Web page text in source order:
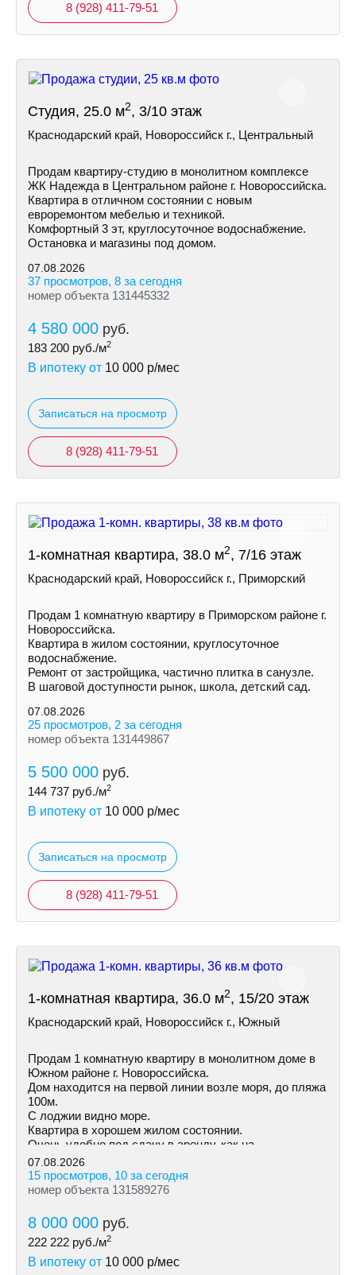
8 (928) 411-79-51
Студия, 25.0 м2, 3/10 этаж
Краснодарский край, Новороссийск г., Центральный
Продам квартиру-студию в монолитном комплексе
ЖК Надежда в Центральном районе г. Новороссийска.
Квартира в отличном состоянии с новым
евроремонтом мебелью и техникой.
Комфортный 3 эт, круглосуточное водоснабжение.
Остановка и магазины под домом.
07.08.2026
37 просмотров, 8 за сегодня
номер объекта 131445332
4 580 000 руб.
183 200 руб./м2
В ипотеку от 10 000 р/мес
Записаться на просмотр
8 (928) 411-79-51
1-комнатная квартира, 38.0 м2, 7/16 этаж
Краснодарский край, Новороссийск г., Приморский
Продам 1 комнатную квартиру в Приморском районе г.
Новороссийска.
Квартира в жилом состоянии, круглосуточное
водоснабжение.
Ремонт от застройщика, частично плитка в санузле.
В шаговой доступности рынок, школа, детский сад.
07.08.2026
25 просмотров, 2 за сегодня
номер объекта 131449867
5 500 000 руб.
144 737 руб./м2
В ипотеку от 10 000 р/мес
Записаться на просмотр
8 (928) 411-79-51
1-комнатная квартира, 36.0 м2, 15/20 этаж
Краснодарский край, Новороссийск г., Южный
Продам 1 комнатную квартиру в монолитном доме в
Южном районе г. Новороссийска.
Дом находится на первой линии возле моря, до пляжа
100м.
С лоджии видно море.
Квартира в хорошем жилом состоянии.
Очень удобно под сдачу в аренду, как на
долгосрочную так и посуточно.
07.08.2026
15 просмотров, 10 за сегодня
номер объекта 131589276
8 000 000 руб.
222 222 руб./м2
В ипотеку от 10 000 р/мес